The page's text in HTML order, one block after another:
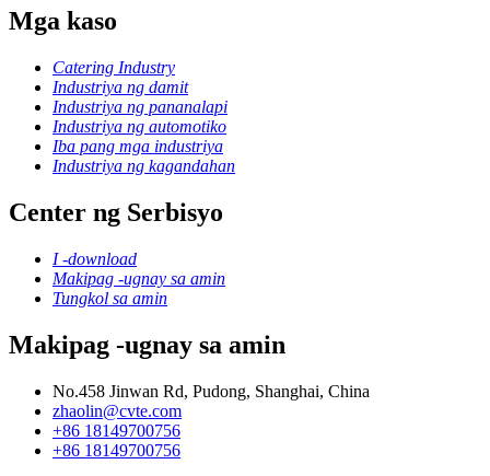
Mga kaso
Catering Industry
Industriya ng damit
Industriya ng pananalapi
Industriya ng automotiko
Iba pang mga industriya
Industriya ng kagandahan
Center ng Serbisyo
I -download
Makipag -ugnay sa amin
Tungkol sa amin
Makipag -ugnay sa amin
No.458 Jinwan Rd, Pudong, Shanghai, China
zhaolin@cvte.com
+86 18149700756
+86 18149700756